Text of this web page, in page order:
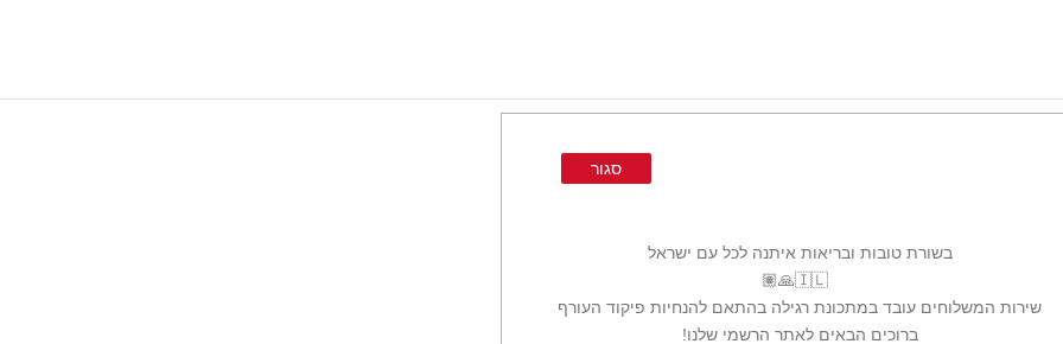
מדיניות פרטיות
מדיניות החזרות
סגור
בשורת טובות ובריאות איתנה לכל עם ישראל ‏
שירות המשלוחים עובד במתכונת רגילה בהתאם להנחיות פיקוד העורף ‏
ברוכים הבאים לאתר הרשמי שלנו! ‏